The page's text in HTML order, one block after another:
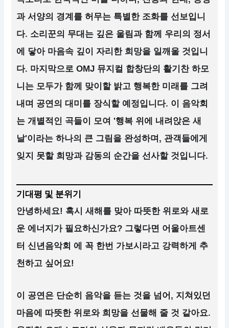
과 서양의 경계를 허무는 특별한 조화를 선보입니
다. 소리꾼의 무대는 깊은 울림과 함께 우리의 정서
에 닿아 마음속 깊이 자리한 희망을 일깨울 것입니
다. 마지막으로 OMJ 뮤지컬 합창단의 활기찬 하모
니는 모두가 함께 맞이할 밝고 행복한 미래를 그려
내며 공연의 대미를 장식할 예정입니다. 이 음악회
는 개별적인 곡들이 모여 '행복 위에 내려앉은 새
날'이라는 하나의 큰 그림을 완성하며, 관객들에게
잊지 못할 희망과 감동의 순간을 선사할 것입니다.
기대평 및 분위기
안녕하세요! 혹시 새해를 맞아 따뜻한 위로와 새로
운 에너지가 필요하신가요? 그렇다면 어울아트센
터 신년음악회 에 꼭 한번 가보시라고 강력하게 추
천하고 싶어요!
이 공연은 단순히 음악을 듣는 것을 넘어, 지쳐있던
마음에 따뜻한 위로와 희망을 선물해 줄 것 같아요.